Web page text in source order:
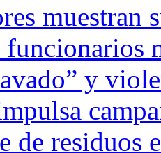
muestran
funcionarios
y
de residuos